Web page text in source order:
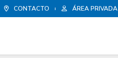
CONTACTO ÁREA PRIVADA